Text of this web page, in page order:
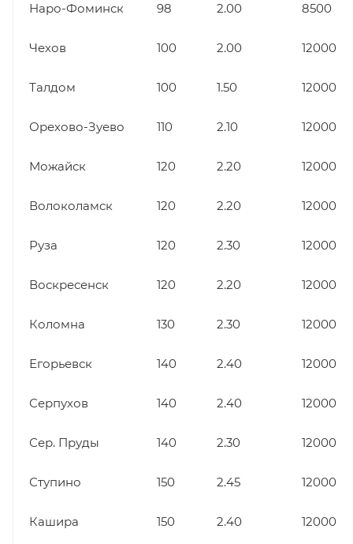
Наро-Фоминск 98 2.00 8500
Чехов 100 2.00 12000
Талдом 100 1.50 12000
Орехово-Зуево 110 2.10 12000
Можайск 120 2.20 12000
Волоколамск 120 2.20 12000
Руза 120 2.30 12000
Воскресенск 120 2.20 12000
Коломна 130 2.30 12000
Егорьевск 140 2.40 12000
Серпухов 140 2.40 12000
Сер. Пруды 140 2.30 12000
Ступино 150 2.45 12000
Кашира 150 2.40 12000